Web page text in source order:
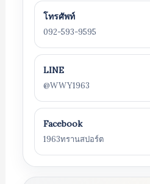
โทรศัพท์
092-593-9595
LINE
@WWY1963
Facebook
1963ทรานสปอร์ต